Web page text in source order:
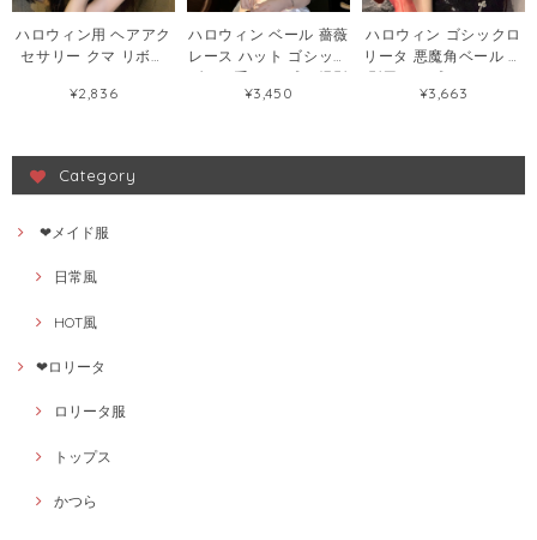
ハロウィン用 ヘアアク
セサリー クマ リボン
パーティー 悪魔風 スパ
¥2,836
ハロウィン ベール 薔薇
レース ハット ゴシック
ダーク系 コスプレ 撮影
用 ロリータ 花嫁風 ヘ
¥3,450
ハロウィン ゴシックロ
リータ 悪魔角ベール 撮
影用コスプレアクセサ
リー121073085
¥3,663
Category
❤メイド服
日常風
HOT風
❤ロリータ
ロリータ服
トップス
かつら